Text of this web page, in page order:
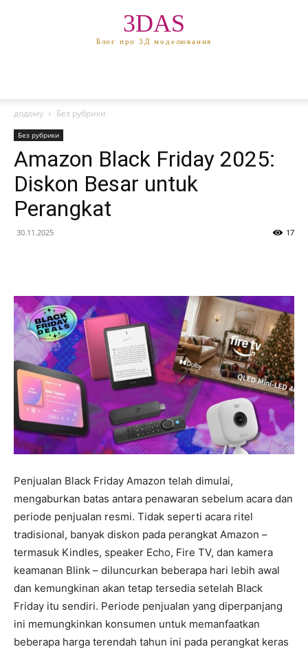
3DAS
Блог про 3Д моделювання
додому Без рубрики
Без рубрики
Amazon Black Friday 2025:
Diskon Besar untuk
Perangkat
30.11.2025 17
Penjualan Black Friday Amazon telah dimulai,
mengaburkan batas antara penawaran sebelum acara dan
periode penjualan resmi. Tidak seperti acara ritel
tradisional, banyak diskon pada perangkat Amazon –
termasuk Kindles, speaker Echo, Fire TV, dan kamera
keamanan Blink – diluncurkan beberapa hari lebih awal
dan kemungkinan akan tetap tersedia setelah Black
Friday itu sendiri. Periode penjualan yang diperpanjang
ini memungkinkan konsumen untuk memanfaatkan
beberapa harga terendah tahun ini pada perangkat keras